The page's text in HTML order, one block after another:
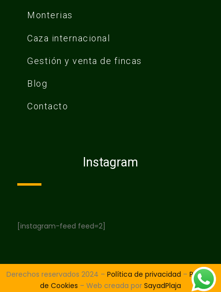
Monterias
Caza internacional
Gestión y venta de fincas
Blog
Contacto
Instagram
[instagram-feed feed=2]
Derechos reservados 2024 – Política de privacidad – Política
de Cookies – Web creada por SayadPlaja